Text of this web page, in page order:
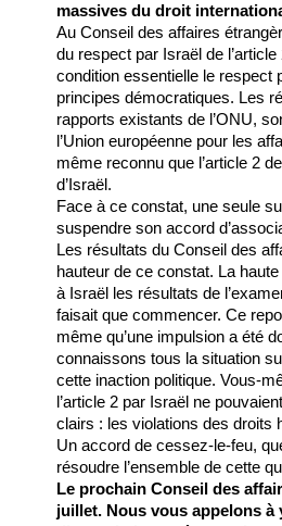
massives du droit
Au Conseil des affaires
du respect par Israël de
condition essentielle le respect
principes démocratiques. Les
rapports existants de l’ONU,
l’Union européenne pour les
même reconnu que l’article 2
d’Israël.
Face à ce constat, une seule
suspendre son accord
Les résultats du Conseil des
hauteur de ce constat. La
à Israël les résultats de
faisait que commencer. Ce
même qu’une impulsion a été
connaissons tous la situation
cette inaction politique. Vous-
l’article 2 par Israël ne
clairs : les violations des droits
Un accord de cessez-le-feu,
résoudre l’ensemble de cette
Le prochain Conseil des
juillet. Nous vous appelons à